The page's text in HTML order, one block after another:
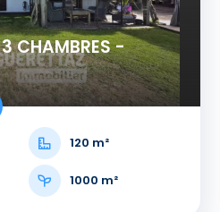
CHAMBRES -
120 m²
1000 m²